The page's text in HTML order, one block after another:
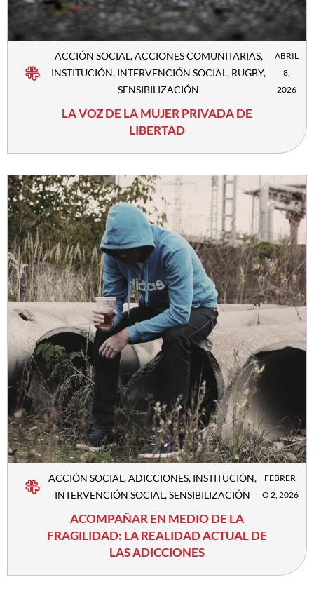
ACCIÓN SOCIAL,ACCIONES COMUNITARIAS,
INSTITUCIÓN, INTERVENCIÓN SOCIAL, RUGBY,
SENSIBILIZACIÓN
ABRIL
8,
2026
LA VOZ DE LA MUJER PRIVADA DE
LIBERTAD
ACCIÓN SOCIAL,ADICCIONES, INSTITUCIÓN,
INTERVENCIÓN SOCIAL,SENSIBILIZACIÓN
FEBRER
O 2, 2026
ACOMPAÑAR EN MEDIO DE LA
FRAGILIDAD: LA REALIDAD ACTUAL DE
LAS ADICCIONES